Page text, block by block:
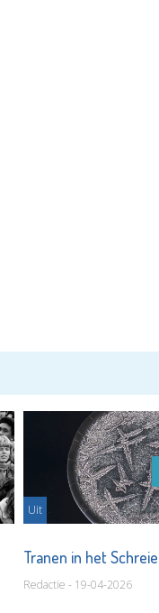
Uit
Tranen in het
Redactie - 19-04-2026